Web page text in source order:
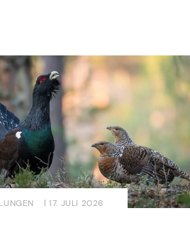
| 17. JULI 2026